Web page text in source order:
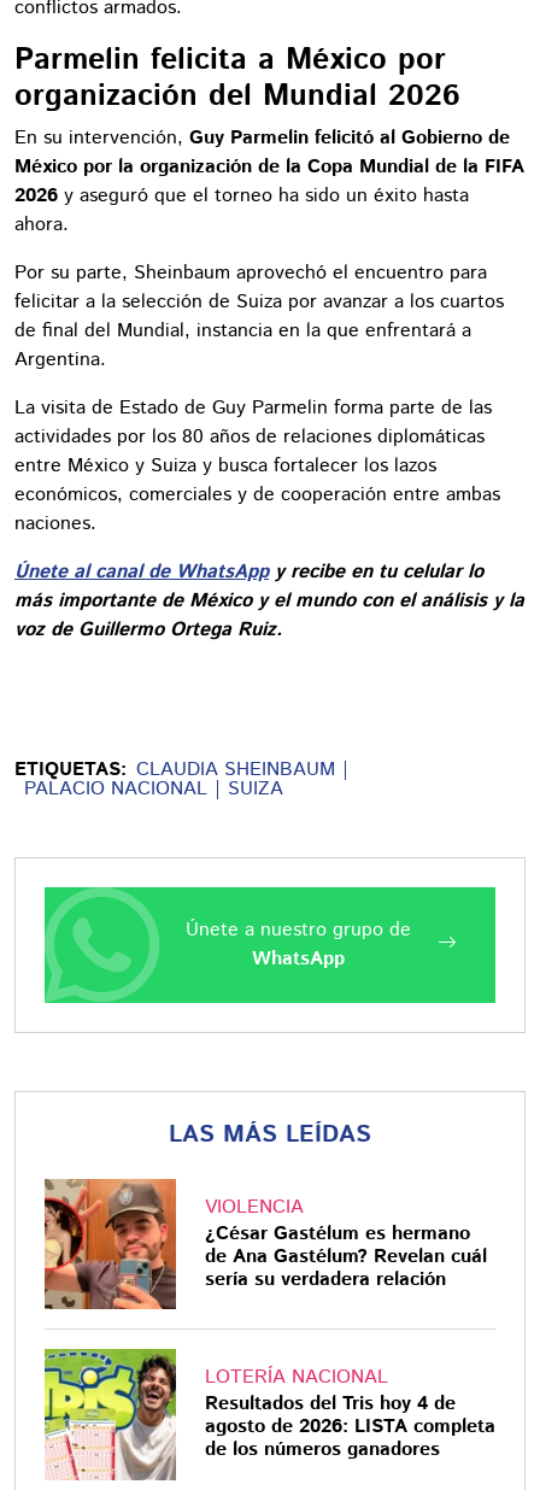
conflictos armados.
Parmelin felicita a México por
organización del Mundial 2026
En su intervención, Guy Parmelin felicitó al Gobierno de
México por la organización de la Copa Mundial de la FIFA
2026 y aseguró que el torneo ha sido un éxito hasta
ahora.
Por su parte, Sheinbaum aprovechó el encuentro para
felicitar a la selección de Suiza por avanzar a los cuartos
de final del Mundial, instancia en la que enfrentará a
Argentina.
La visita de Estado de Guy Parmelin forma parte de las
actividades por los 80 años de relaciones diplomáticas
entre México y Suiza y busca fortalecer los lazos
económicos, comerciales y de cooperación entre ambas
naciones.
Únete al canal de WhatsAppy recibe en tu celular lo
más importante de México y el mundo con el análisis y la
voz de Guillermo Ortega Ruiz.
ETIQUETAS: CLAUDIA SHEINBAUM
PALACIO NACIONAL SUIZA
Únete a nuestro grupo de
WhatsApp
LAS MÁS LEÍDAS
VIOLENCIA
¿César Gastélum es hermano
de Ana Gastélum? Revelan cuál
sería su verdadera relación
LOTERÍA NACIONAL
Resultados del Tris hoy 4 de
agosto de 2026: LISTA completa
de los números ganadores